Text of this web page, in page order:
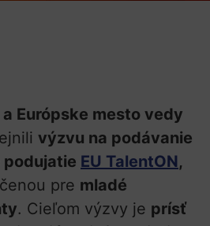
Európske mesto vedy
výzvu na podávanie
podujatie EU TalentON,
pre mladé
. Cieľom výzvy je prísť